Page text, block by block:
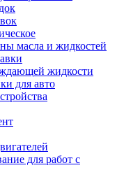
масла и жидкостей
жидкости
для авто
для работ с